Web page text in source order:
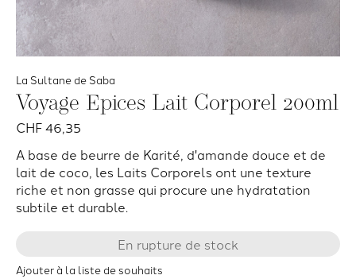
La Sultane de Saba
Voyage Epices Lait Corporel 200ml
CHF 46,35
A base de beurre de Karité, d'amande douce et de
lait de coco, les Laits Corporels ont une texture
riche et non grasse qui procure une hydratation
subtile et durable.
En rupture de stock
Ajouter à la liste de souhaits